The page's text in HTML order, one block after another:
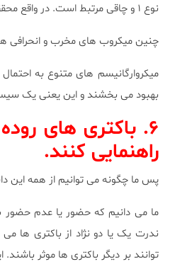
نوع ۱ و چاقی مرتبط است. در واقع محققان قادر بودند موش های لاغر را با پیوند میکروارگانیسم های روده ای چاق کنند.
چنین میکروب های مخرب و انحرافی
میکروارگانیسم های متنوع به
بهبود می بخشند و این یعنی یک
۶. باکتری های
راهنمایی کنند.
پس ما چگونه می توانیم از همه این
ما می دانیم که حضور یا عدم
ندرت یک یا دو نژاد از باکتری ها
توانند بر دیگر باکتری ها موثر